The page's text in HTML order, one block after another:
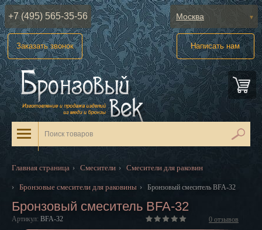
+7 (495) 565-35-56 Москва
Абакан
Анадырь
Архангельск
Астрахань
Благовещенск
Заказать звонок Написать нам
Главная страница › Смесители › Смесители для раковин
› Бронзовые смесители для раковины › Бронзовый смеситель BFA-32
Бронзовый смеситель BFA-32
Артикул: BFA-32 0 отзывов